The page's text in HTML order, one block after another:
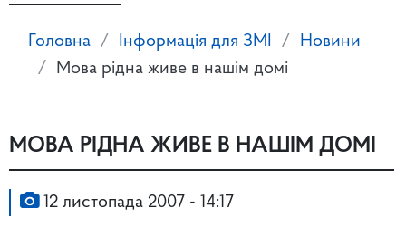
Головна Інформація для ЗМІ
Новини
Мова рідна живе в нашім домі
МОВА РІДНА ЖИВЕ В НАШІМ ДОМІ
12 листопада 2007 - 14:17